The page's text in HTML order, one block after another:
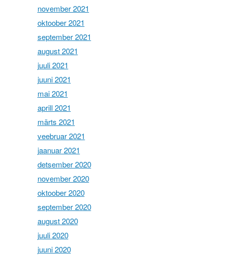
november 2021
oktoober 2021
september 2021
august 2021
juuli 2021
juuni 2021
mai 2021
aprill 2021
märts 2021
veebruar 2021
jaanuar 2021
detsember 2020
november 2020
oktoober 2020
september 2020
august 2020
juuli 2020
juuni 2020